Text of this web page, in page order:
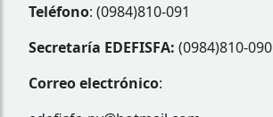
Teléfono: (0984)810-091
Secretaría EDEFISFA: (0984)810-090
Correo electrónico: